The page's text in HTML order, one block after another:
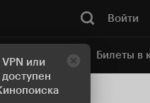
или
Войти
кинотеатр Билеты в